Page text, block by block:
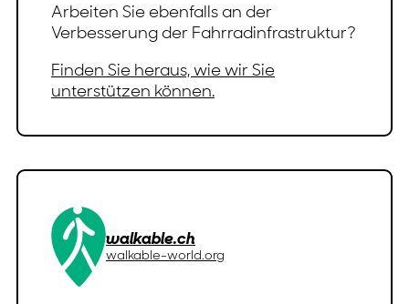
Arbeiten Sie ebenfalls an der
Verbesserung der Fahrradinfrastruktur?
Finden Sie heraus, wie wir Sie
unterstützen können.
walkable.ch
walkable-world.org